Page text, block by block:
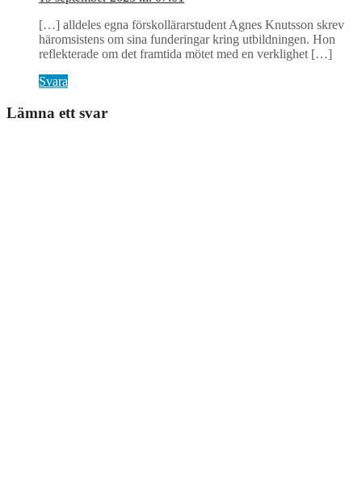
[…] alldeles egna förskollärarstudent Agnes Knutsson skrev
häromsistens om sina funderingar kring utbildningen. Hon
reflekterade om det framtida mötet med en verklighet […]
Svara
Lämna ett svar